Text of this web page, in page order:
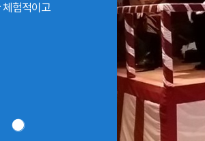
체험적이고